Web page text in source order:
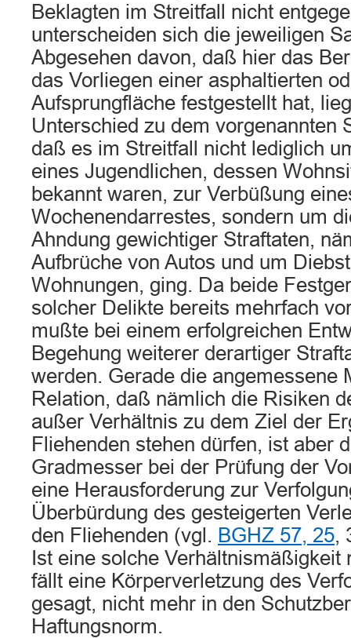
Beklagten im Streitfall nicht
unterscheiden sich die jeweiligen
Abgesehen davon, daß hier das
das Vorliegen einer asphaltierten
Aufsprungfläche festgestellt hat,
Unterschied zu dem vorgenannten
daß es im Streitfall nicht lediglich
eines Jugendlichen, dessen
bekannt waren, zur Verbüßung
Wochenendarrestes, sondern um
Ahndung gewichtiger Straftaten,
Aufbrüche von Autos und um
Wohnungen, ging. Da beide
solcher Delikte bereits mehrfach
mußte bei einem erfolgreichen
Begehung weiterer derartiger
werden. Gerade die angemessene
Relation, daß nämlich die Risiken
außer Verhältnis zu dem Ziel der
Fliehenden stehen dürfen, ist aber
Gradmesser bei der Prüfung der
eine Herausforderung zur
Überbürdung des gesteigerten
den Fliehenden (vgl. BGHZ 57, 25,
Ist eine solche Verhältnismäßigkeit
fällt eine Körperverletzung des
gesagt, nicht mehr in den
Haftungsnorm.